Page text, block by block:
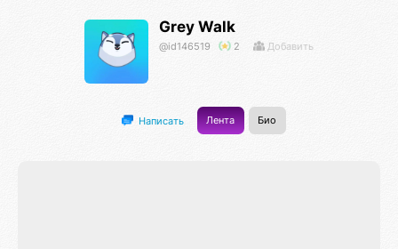
Grey Walk
@id146519 2 Добавить
Написать Лента Био